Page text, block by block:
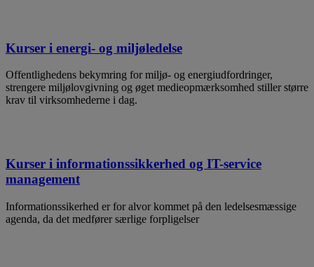
Kurser i energi- og miljøledelse
Offentlighedens bekymring for miljø- og energiudfordringer,
strengere miljølovgivning og øget medieopmærksomhed stiller større
krav til virksomhederne i dag.
Kurser i informationssikkerhed og IT-service
management
Informationssikerhed er for alvor kommet på den ledelsesmæssige
agenda, da det medfører særlige forpligelser